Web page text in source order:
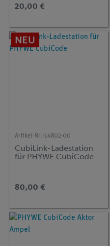
20,00 €
NEU
Artikel-Nr.:14802-00
CubiLink-Ladestation
für PHYWE CubiCode
80,00 €